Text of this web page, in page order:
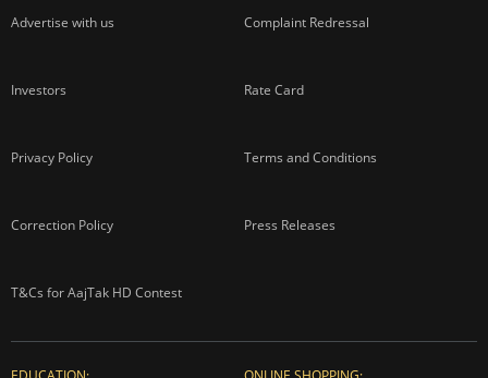
Advertise with us Complaint Redressal
Investors Rate Card
Privacy Policy Terms and Conditions
Correction Policy Press Releases
T&Cs for AajTak HD Contest